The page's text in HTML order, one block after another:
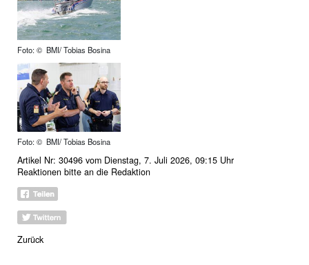
Foto: © BMI/ Tobias Bosina
Foto: © BMI/ Tobias Bosina
Artikel Nr: 30496 vom Dienstag, 7. Juli 2026, 09:15 Uhr
Reaktionen bitte an die Redaktion
Zurück